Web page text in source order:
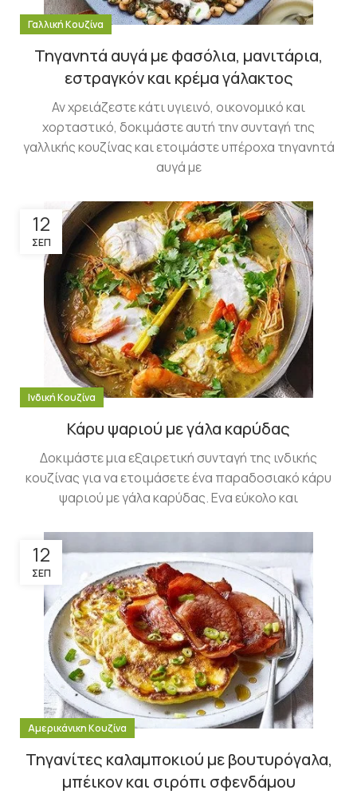
Γαλλική Κουζίνα
Τηγανητά αυγά με φασόλια, μανιτάρια,
εστραγκόν και κρέμα γάλακτος
Αν χρειάζεστε κάτι υγιεινό, οικονομικό και
χορταστικό, δοκιμάστε αυτή την συνταγή της
γαλλικής κουζίνας και ετοιμάστε υπέροχα τηγανητά
αυγά με
12
ΣΕΠ
Ινδική Κουζίνα
Κάρυ ψαριού με γάλα καρύδας
Δοκιμάστε μια εξαιρετική συνταγή της ινδικής
κουζίνας για να ετοιμάσετε ένα παραδοσιακό κάρυ
ψαριού με γάλα καρύδας. Ενα εύκολο και
12
ΣΕΠ
Αμερικάνικη Κουζίνα
Τηγανίτες καλαμποκιού με βουτυρόγαλα,
μπέικον και σιρόπι σφενδάμου